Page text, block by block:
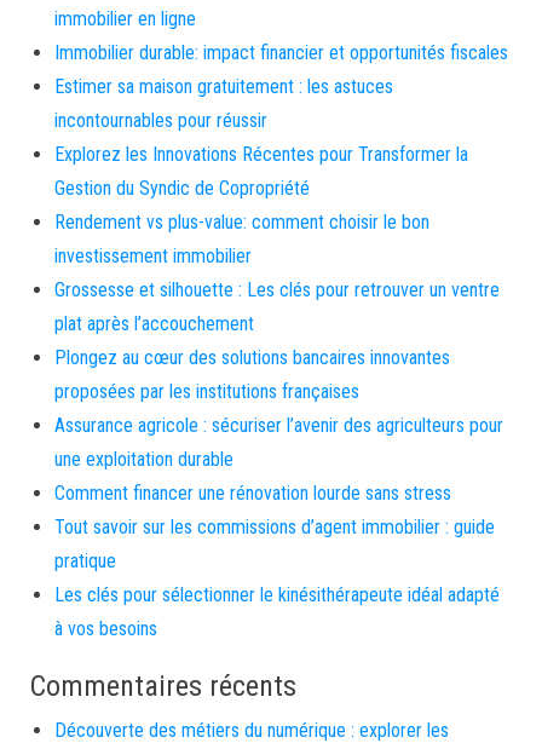
immobilier en ligne
Immobilier durable: impact financier et opportunités fiscales
Estimer sa maison gratuitement : les astuces
incontournables pour réussir
Explorez les Innovations Récentes pour Transformer la
Gestion du Syndic de Copropriété
Rendement vs plus-value: comment choisir le bon
investissement immobilier
Grossesse et silhouette : Les clés pour retrouver un ventre
plat après l’accouchement
Plongez au cœur des solutions bancaires innovantes
proposées par les institutions françaises
Assurance agricole : sécuriser l’avenir des agriculteurs pour
une exploitation durable
Comment financer une rénovation lourde sans stress
Tout savoir sur les commissions d’agent immobilier : guide
pratique
Les clés pour sélectionner le kinésithérapeute idéal adapté
à vos besoins
Commentaires récents
Découverte des métiers du numérique : explorer les